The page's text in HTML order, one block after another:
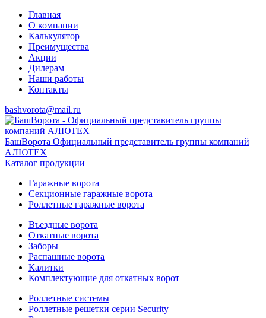
Главная
О компании
Калькулятор
Преимущества
Акции
Дилерам
Наши работы
Контакты
bashvorota@mail.ru
БашВорота Официальный представитель группы компаний
АЛЮТЕХ
Каталог продукции
Гаражные ворота
Секционные гаражные ворота
Роллетные гаражные ворота
Въездные ворота
Откатные ворота
Заборы
Распашные ворота
Калитки
Комплектующие для откатных ворот
Роллетные системы
Роллетные решетки серии Security